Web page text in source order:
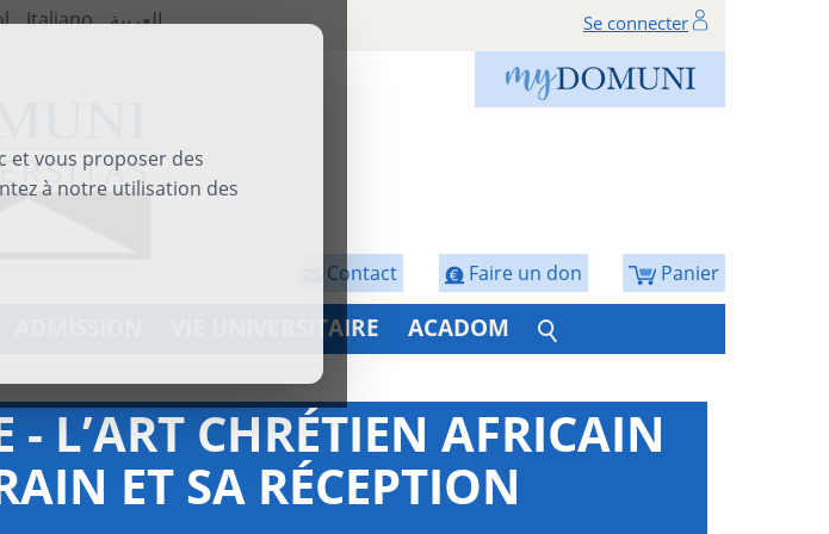
et vous proposer des
à notre utilisation des
Italiano العربية Se connecter
Panier
Faire un don
Contact
VIE UNIVERSITAIRE ACADOM
- L’ART CHRÉTIEN AFRICAIN
ET SA RÉCEPTION